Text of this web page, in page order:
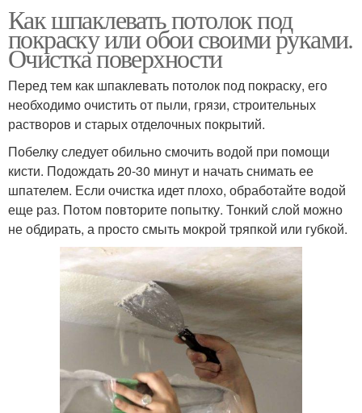
Как шпаклевать потолок под
покраску или обои своими руками.
Очистка поверхности
Перед тем как шпаклевать потолок под покраску, его
необходимо очистить от пыли, грязи, строительных
растворов и старых отделочных покрытий.
Побелку следует обильно смочить водой при помощи
кисти. Подождать 20-30 минут и начать снимать ее
шпателем. Если очистка идет плохо, обработайте водой
еще раз. Потом повторите попытку. Тонкий слой можно
не обдирать, а просто смыть мокрой тряпкой или губкой.